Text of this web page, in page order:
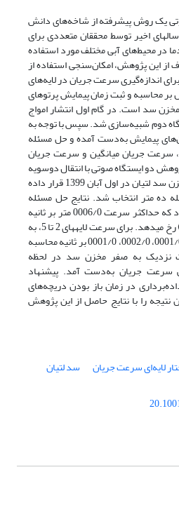
یک روش پیشرفته از شاخه‌های دانش
سنجش از دور است که در سال‎های اخیر توسط محققان متعددی برای
در محیط‌های آبی مختلف مورد استفاده
از این پژوهش، امکان‌سنجی استفاده از
اندازه‌گیری سرعت جریان در لایه‌های
محاسبه و ثبت زمان پیمایش پرتوهای
سد است. در گام اول انتشار امواج
دوم شبیه‌سازی شد. سپس با توجه به
پیمایش به‌دست آمده و حل مسئله
جریان میانگین و سرعت جریان
دو ایستگاه صوتی با انتقال دوسویه
با بسامد 10 کیلوهرتز در مخزن سد لتیان در اول آبان 1399 قرار داده
ده متر انتخاب شد. نتایج حل مسئله
معکوس تنظیم‌شده نشان داد که حداکثر سرعت 0006/0 متر بر ثانیه
در لایه اول (عمق 0 تا 10 متر) رخ می‎دهد. برای سرعت لایه‎های 2 تا 5، به
ترتیب سرعت‌های 0003/0، 0001/0، 0002/0، 0001/0 بر ثانیه محاسبه
نزدیک به صفر مخزن سد در لحظه
سرعت جریان به‌دست آمد. پیشنهاد
در زمان باز بودن دریچه‌های
نتیجه را با نتایج حاصل از این پژوهش
لایه‌ای سرعت جریان سد لتیان